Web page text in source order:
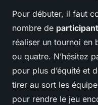
Pour débuter, il faut
nombre de
réaliser un tournoi en
ou quatre. N’hésitez
pour plus d’équité et
tirer au sort les
pour rendre le jeu